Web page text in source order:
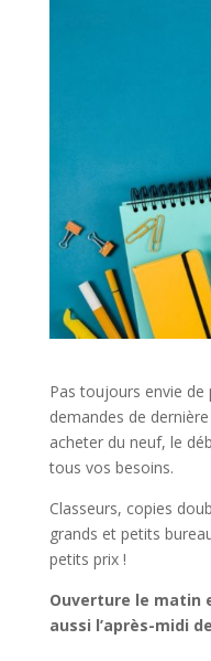
Pas toujours envie
demandes de
acheter du neuf, le
tous vos besoins.
Classeurs, copies
grands et petits
petits prix !
Ouverture le matin
aussi l’après-midi